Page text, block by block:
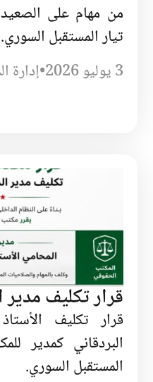
من مهام على
تيار المستقبل السوري.
3 يوليو 2026
•إدارة
قرار تكليف
قرار تكليف
البردقاني كمدير
المستقبل السوري.